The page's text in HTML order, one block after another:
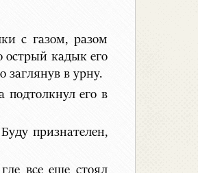
с газом, разом
острый кадык его
заглянув в урну.
подтолкнул его в
признателен,